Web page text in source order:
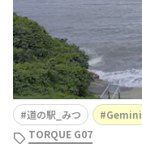
道の駅_みつ
Gemini
TORQUE G07